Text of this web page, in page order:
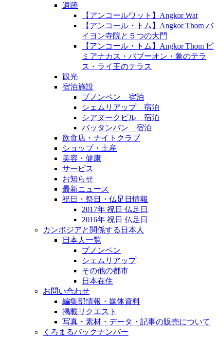
遺跡
【アンコールワット】Angkor Wat
【アンコール・トム】Angkor Thom バ
イヨン寺院と５つの大門
【アンコール・トム】Angkor Thom ピ
ミアナカス・バプーオン・象のテラ
ス・ライ王のテラス
観光
宿泊施設
プノンペン 宿泊
シェムリアップ 宿泊
シアヌークビル 宿泊
バッタンバン 宿泊
飲食店・ナイトクラブ
ショップ・土産
美容・健康
サービス
お知らせ
最新ニュース
祝日・祭日・仏足日情報
2017年 祝日 仏足日
2016年 祝日 仏足日
カンボジアと関係する日本人
日本人一覧
プノンペン
シェムリアップ
その他の都市
日本在住
お問い合わせ
編集部情報・媒体資料
掲載リクエスト
写真・素材・データ・記事の販売について
くろまるバックナンバー